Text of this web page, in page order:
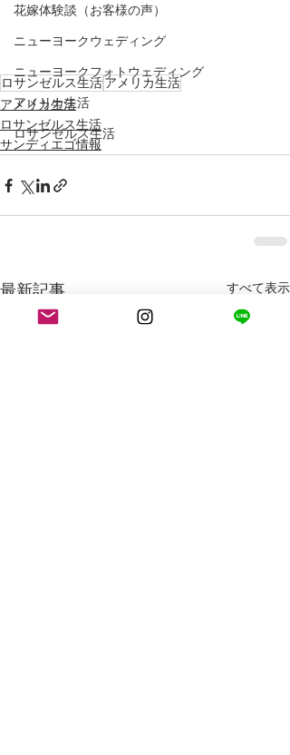
花嫁体験談（お客様の声）
ニューヨークウェディング
ニューヨークフォトウェディング
アメリカ生活
ロサンゼルス生活
ロサンゼルス生活アメリカ生活
アメリカ生活
ロサンゼルス生活
サンディエゴ情報
最新記事 すべて表示